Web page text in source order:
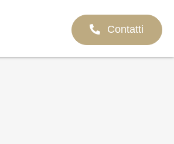
Contatti